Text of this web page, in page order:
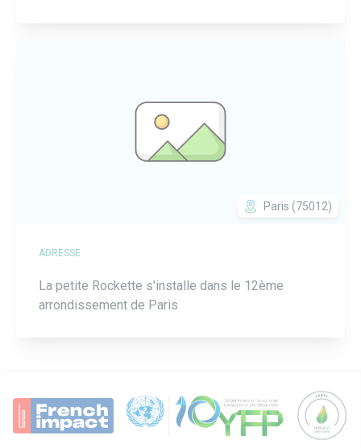
Paris (75012)
ADRESSE
La petite Rockette s'installe dans le 12ème
arrondissement de Paris